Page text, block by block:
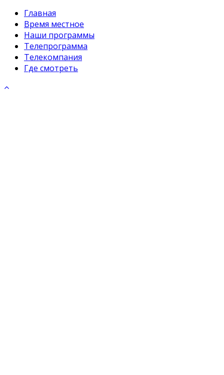
Главная
Время местное
Наши программы
Телепрограмма
Телекомпания
Где смотреть